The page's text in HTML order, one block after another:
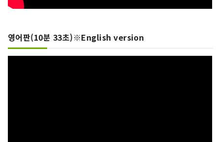
영어판(10분 33초)※English version